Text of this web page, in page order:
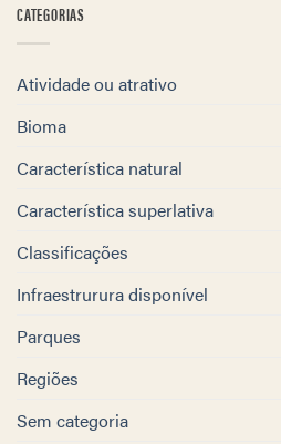
CATEGORIAS
Atividade ou atrativo
Bioma
Característica natural
Característica superlativa
Classificações
Infraestrurura disponível
Parques
Regiões
Sem categoria